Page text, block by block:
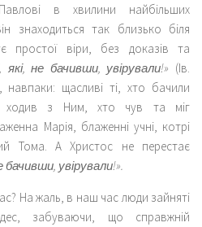
в хвилини найбільших
знаходиться так близько біля
простої віри, без доказів та
які, не бачивши, увірували!» (Ів.
щасливі ті, хто бачили
ходив з Ним, хто чув та міг
Марія, блаженні учні, котрі
Тома. А Христос не перестає
бачивши, увірували!».
На жаль, в наш час люди зайняті
забуваючи, що справжній